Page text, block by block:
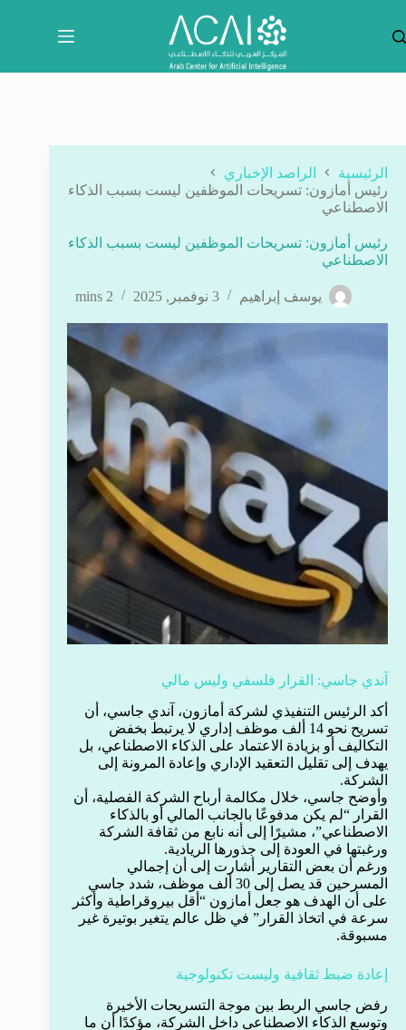
المحتوى
الرئيسية
الراصد الإخباري
رئيس أمازون: تسريحات الموظفين ليست بسبب الذكاء
الاصطناعي
رئيس أمازون: تسريحات الموظفين ليست بسبب الذكاء
الاصطناعي
يوسف إبراهيم 3 نوفمبر, 2025 2 mins
آندي جاسي: القرار فلسفي وليس مالي
أكد الرئيس التنفيذي لشركة أمازون، آندي جاسي، أن
تسريح نحو 14 ألف موظف إداري لا يرتبط بخفض
التكاليف أو بزيادة الاعتماد على الذكاء الاصطناعي، بل
يهدف إلى تقليل التعقيد الإداري وإعادة المرونة إلى
الشركة.
وأوضح جاسي، خلال مكالمة أرباح الشركة الفصلية، أن
القرار “لم يكن مدفوعًا بالجانب المالي أو بالذكاء
الاصطناعي”، مشيرًا إلى أنه نابع من ثقافة الشركة
ورغبتها في العودة إلى جذورها الريادية.
ورغم أن بعض التقارير أشارت إلى أن إجمالي
المسرحين قد يصل إلى 30 ألف موظف، شدد جاسي
على أن الهدف هو جعل أمازون “أقل بيروقراطية وأكثر
سرعة في اتخاذ القرار” في ظل عالم يتغير بوتيرة غير
مسبوقة.
إعادة ضبط ثقافية وليست تكنولوجية
رفض جاسي الربط بين موجة التسريحات الأخيرة
وتوسع الذكاء الاصطناعي داخل الشركة، مؤكدًا أن ما